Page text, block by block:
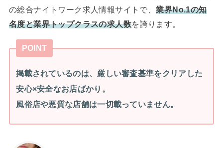
の総合ナイトワーク求人情報サイトで、業界No.1の知
名度と業界トップクラスの求人数を誇ります。
POINT
掲載されているのは、厳しい審査基準をクリアした
安心×安全なお店ばかり。
風俗店や悪質な店舗は一切載っていません。